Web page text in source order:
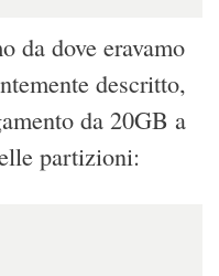
da dove eravamo
descritto,
da 20GB a
partizioni: